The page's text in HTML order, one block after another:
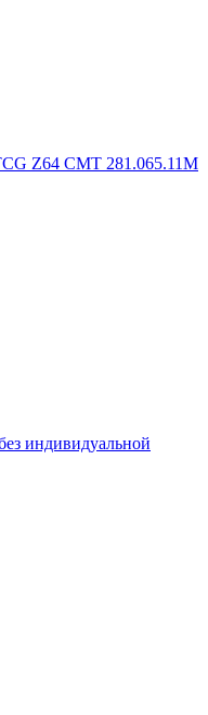
Z64 CMT 281.065.11M
индивидуальной